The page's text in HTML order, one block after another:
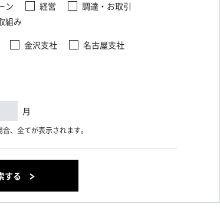
ン
経営
調達・お取引
組み
金沢支社
名古屋支社
月
、全てが表示されます。
する